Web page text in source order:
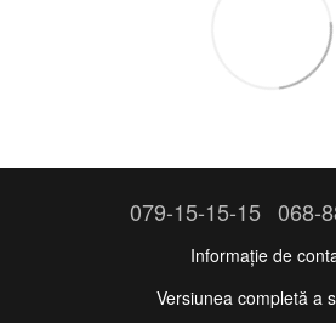
079-15-15-15 068-
Informație de
Versiunea completă a